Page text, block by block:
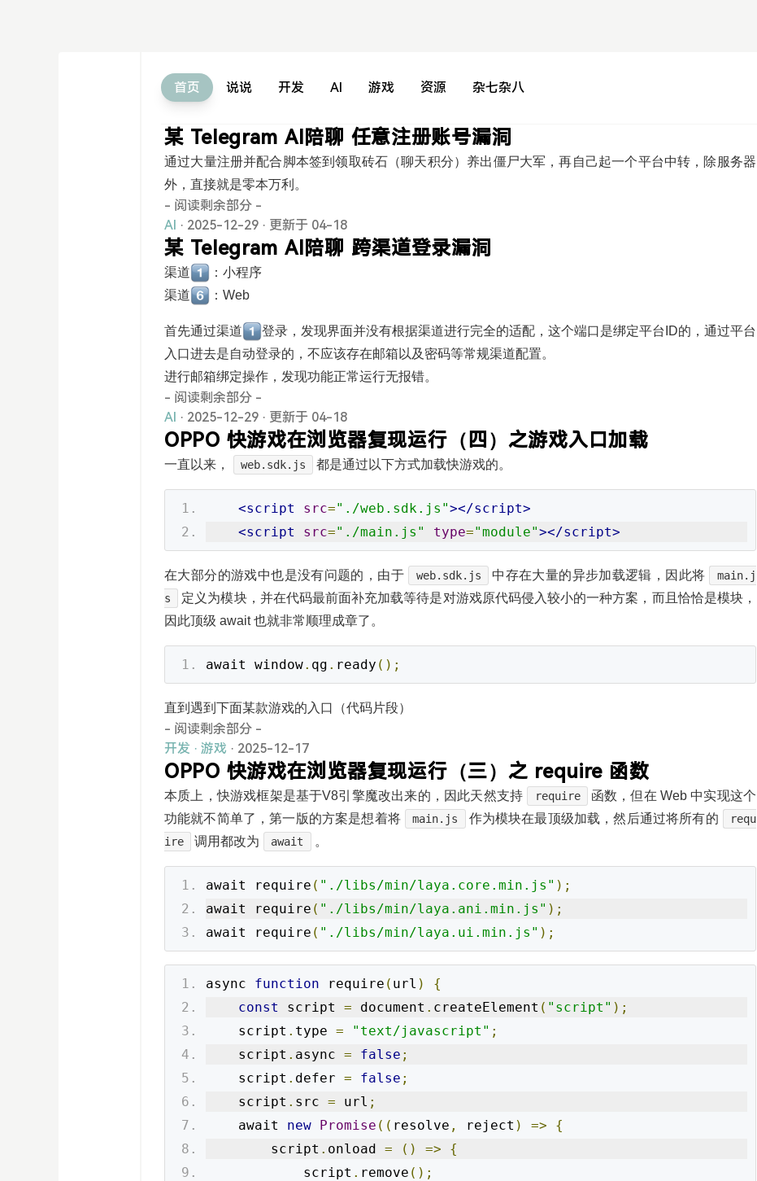
首页 说说 开发 AI 游戏 资源 杂七杂八
某 Telegram AI陪聊 任意注册账号漏洞
通过大量注册并配合脚本签到领取砖石（聊天积分）养出僵尸大军，再自己起一个平台中转，除服务器
外，直接就是零本万利。
- 阅读剩余部分 -
AI · 2025-12-29 · 更新于 04-18
某 Telegram AI陪聊 跨渠道登录漏洞
渠道
：小程序
渠道
：Web
首先通过渠道
登录，发现界面并没有根据渠道进行完全的适配，这个端口是绑定平台ID的，通过平台
入口进去是自动登录的，不应该存在邮箱以及密码等常规渠道配置。
进行邮箱绑定操作，发现功能正常运行无报错。
- 阅读剩余部分 -
AI · 2025-12-29 · 更新于 04-18
OPPO 快游戏在浏览器复现运行（四）之游戏入口加载
一直以来， web.sdk.js 都是通过以下方式加载快游戏的。
<script src="./web.sdk.js"></script>
<script
src="./main.js" type="module"></script>
在大部分的游戏中也是没有问题的，由于 web.sdk.js 中存在大量的异步加载逻辑，因此将
main.j
s
定义为模块，并在代码最前面补充加载等待是对游戏原代码侵入较小的一种方案，而且恰恰是模块，
因此顶级 await 也就非常顺理成章了。
await window. qg . ready ();
直到遇到下面某款游戏的入口（代码片段）
- 阅读剩余部分 -
开发 · 游戏 · 2025-12-17
OPPO 快游戏在浏览器复现运行（三）之 require 函数
本质上，快游戏框架是基于V8引擎魔改出来的，因此天然支持 require
函数，但在 Web 中实现这个
功能就不简单了，第一版的方案是想着将
main.js 作为模块在最顶级加载，然后通过将所有的
requ
ire
调用都改为 await 。
await require ( "./libs/min/laya.core.min.js" );
await require ( "./libs/min/laya.ani.min.js" );
await require ( "./libs/min/laya.ui.min.js" );
async function require ( url )
{
const
script = document . createElement ( "script" );
    script
. type = "text/javascript" ;
    script
. async = false ;
    script
. defer = false ;
    script
. src = url ;
    await
new Promise (( resolve , reject ) =>
{
        script
. onload = () =>
{
            script
. remove ();